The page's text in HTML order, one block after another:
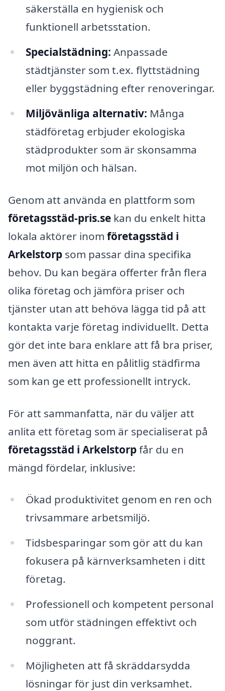
säkerställa en hygienisk och
funktionell arbetsstation.
Specialstädning: Anpassade
städtjänster som t.ex. flyttstädning
eller byggstädning efter renoveringar.
Miljövänliga alternativ: Många
städföretag erbjuder ekologiska
städprodukter som är skonsamma
mot miljön och hälsan.
Genom att använda en plattform som
företagsstäd-pris.se kan du enkelt hitta
lokala aktörer inom företagsstäd i
Arkelstorp som passar dina specifika
behov. Du kan begära offerter från flera
olika företag och jämföra priser och
tjänster utan att behöva lägga tid på att
kontakta varje företag individuellt. Detta
gör det inte bara enklare att få bra priser,
men även att hitta en pålitlig städfirma
som kan ge ett professionellt intryck.
För att sammanfatta, när du väljer att
anlita ett företag som är specialiserat på
företagsstäd i Arkelstorpfår du en
mängd fördelar, inklusive:
Ökad produktivitet genom en ren och
trivsammare arbetsmiljö.
Tidsbesparingar som gör att du kan
fokusera på kärnverksamheten i ditt
företag.
Professionell och kompetent personal
som utför städningen effektivt och
noggrant.
Möjligheten att få skräddarsydda
lösningar för just din verksamhet.